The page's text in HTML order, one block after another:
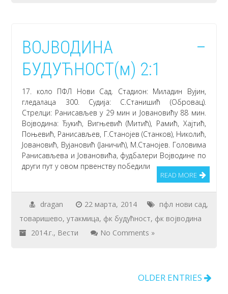
ВОЈВОДИНА –
БУДУЋНОСТ(м) 2:1
17. коло ПФЛ Нови Сад. Стадион: Миладин Вујин,
гледалаца 300. Судија: С.Станишић (Обровац).
Стрелци: Ранисављев у 29 мин и Јовановићу 88 мин.
Војводина: Ђукић, Вигњевић (Митић), Рамић, Хајтић,
Поњевић, Ранисављев, Г.Станојев (Станков), Николић,
Јовановић, Вујановић (Јаничић), М.Станојев. Головима
Ранисављева и Јовановића, фудбалери Војводине по
други пут у овом првенству победили
READ MORE
dragan 22 марта, 2014 пфл нови сад,
товаришево,утакмица, фк будућност, фк војводина
2014.г., Вести No Comments »
OLDER ENTRIES